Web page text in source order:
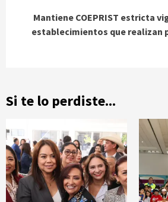
Mantiene COEPRIST estricta
establecimientos que realizan
Si te lo perdiste...